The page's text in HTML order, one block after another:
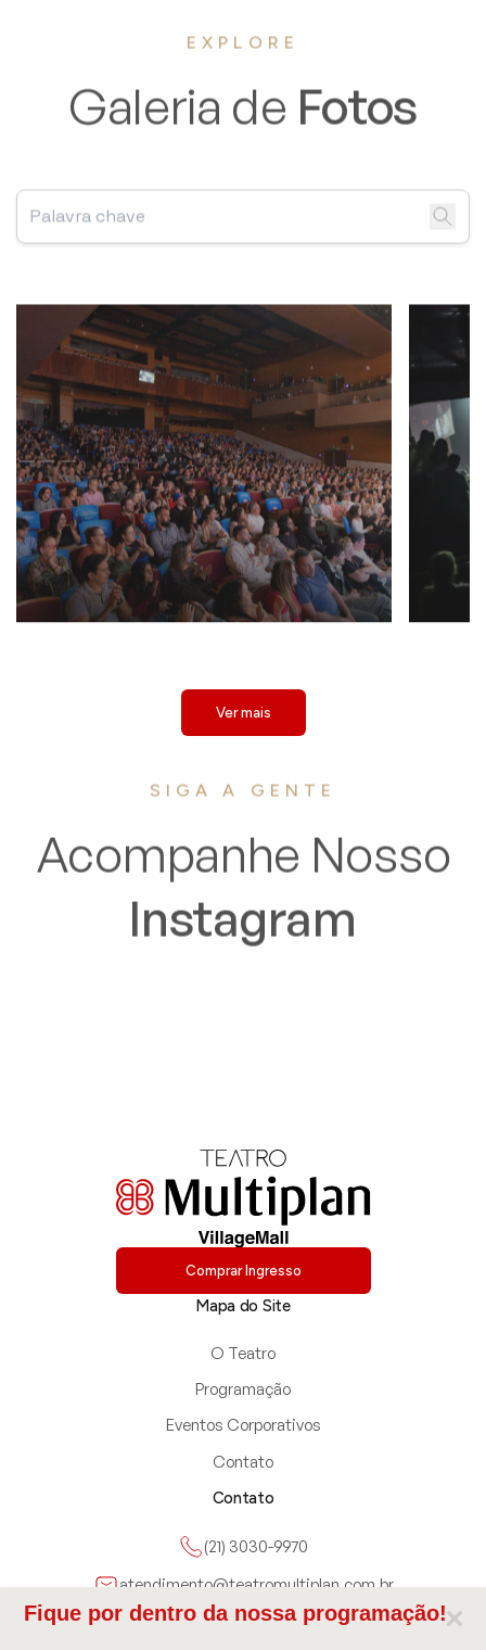
Fique por dentro da nossa programação!
EXPLORE
Galeria de Fotos
Ver mais
SIGA A GENTE
Acompanhe Nosso
Instagram
Comprar Ingresso
Mapa do Site
O Teatro
Programação
Eventos Corporativos
Contato
Contato
(21) 3030-9970
atendimento@teatromultiplan.com.br
Avenida das Américas 3900, Rio de Janeiro, RJ, Brazil